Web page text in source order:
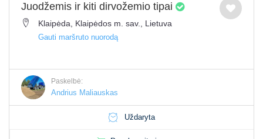
Juodžemis ir kiti dirvožemio tipai
Klaipėda, Klaipėdos m. sav., Lietuva
Gauti maršruto nuorodą
Paskelbė:
Andrius Maliauskas
Uždaryta